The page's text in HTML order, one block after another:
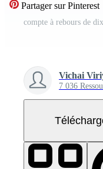
Partager sur Pinterest
Vichai
7 036